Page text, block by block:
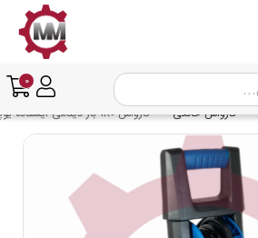
0
کارواش خانگی کارواش 180 بار دینامی ایستاده یوپا مدل YOPA ECW-1800